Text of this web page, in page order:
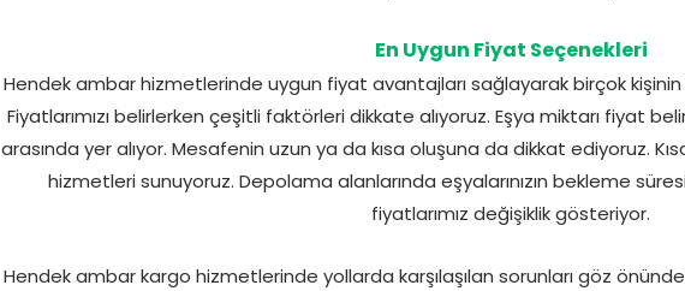
En Uygun Fiyat Seçenekleri
Hendek ambar hizmetlerinde uygun fiyat avantajları sağlayarak birçok
Fiyatlarımızı belirlerken çeşitli faktörleri dikkate alıyoruz. Eşya miktarı fiyat
arasında yer alıyor. Mesafenin uzun ya da kısa oluşuna da dikkat ediyoruz.
hizmetleri sunuyoruz. Depolama alanlarında eşyalarınızın bekleme
fiyatlarımız değişiklik gösteriyor.
Hendek ambar kargo hizmetlerinde yollarda karşılaşılan sorunları göz önünde